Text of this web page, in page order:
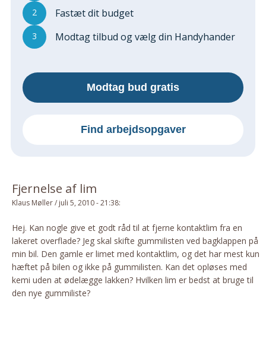
Udendørs
Kan Det Males?
MURER
Reparationer
Om Materialer
HANDYMAN
Tips Og Tricks
Kemi
Andet
Båd
GARTNER
Beplantning
2 Fastæt dit budget
3 Modtag tilbud og vælg din Handyhander
Modtag bud gratis
Find arbejdsopgaver
Fjernelse af lim
Klaus Møller/ juli 5, 2010 - 21:38:
Hej. Kan nogle give et godt råd til at fjerne kontaktlim fra en
lakeret overflade? Jeg skal skifte gummilisten ved bagklappen på
min bil. Den gamle er limet med kontaktlim, og det har mest kun
hæftet på bilen og ikke på gummilisten. Kan det opløses med
kemi uden at ødelægge lakken? Hvilken lim er bedst at bruge til
den nye gummiliste?